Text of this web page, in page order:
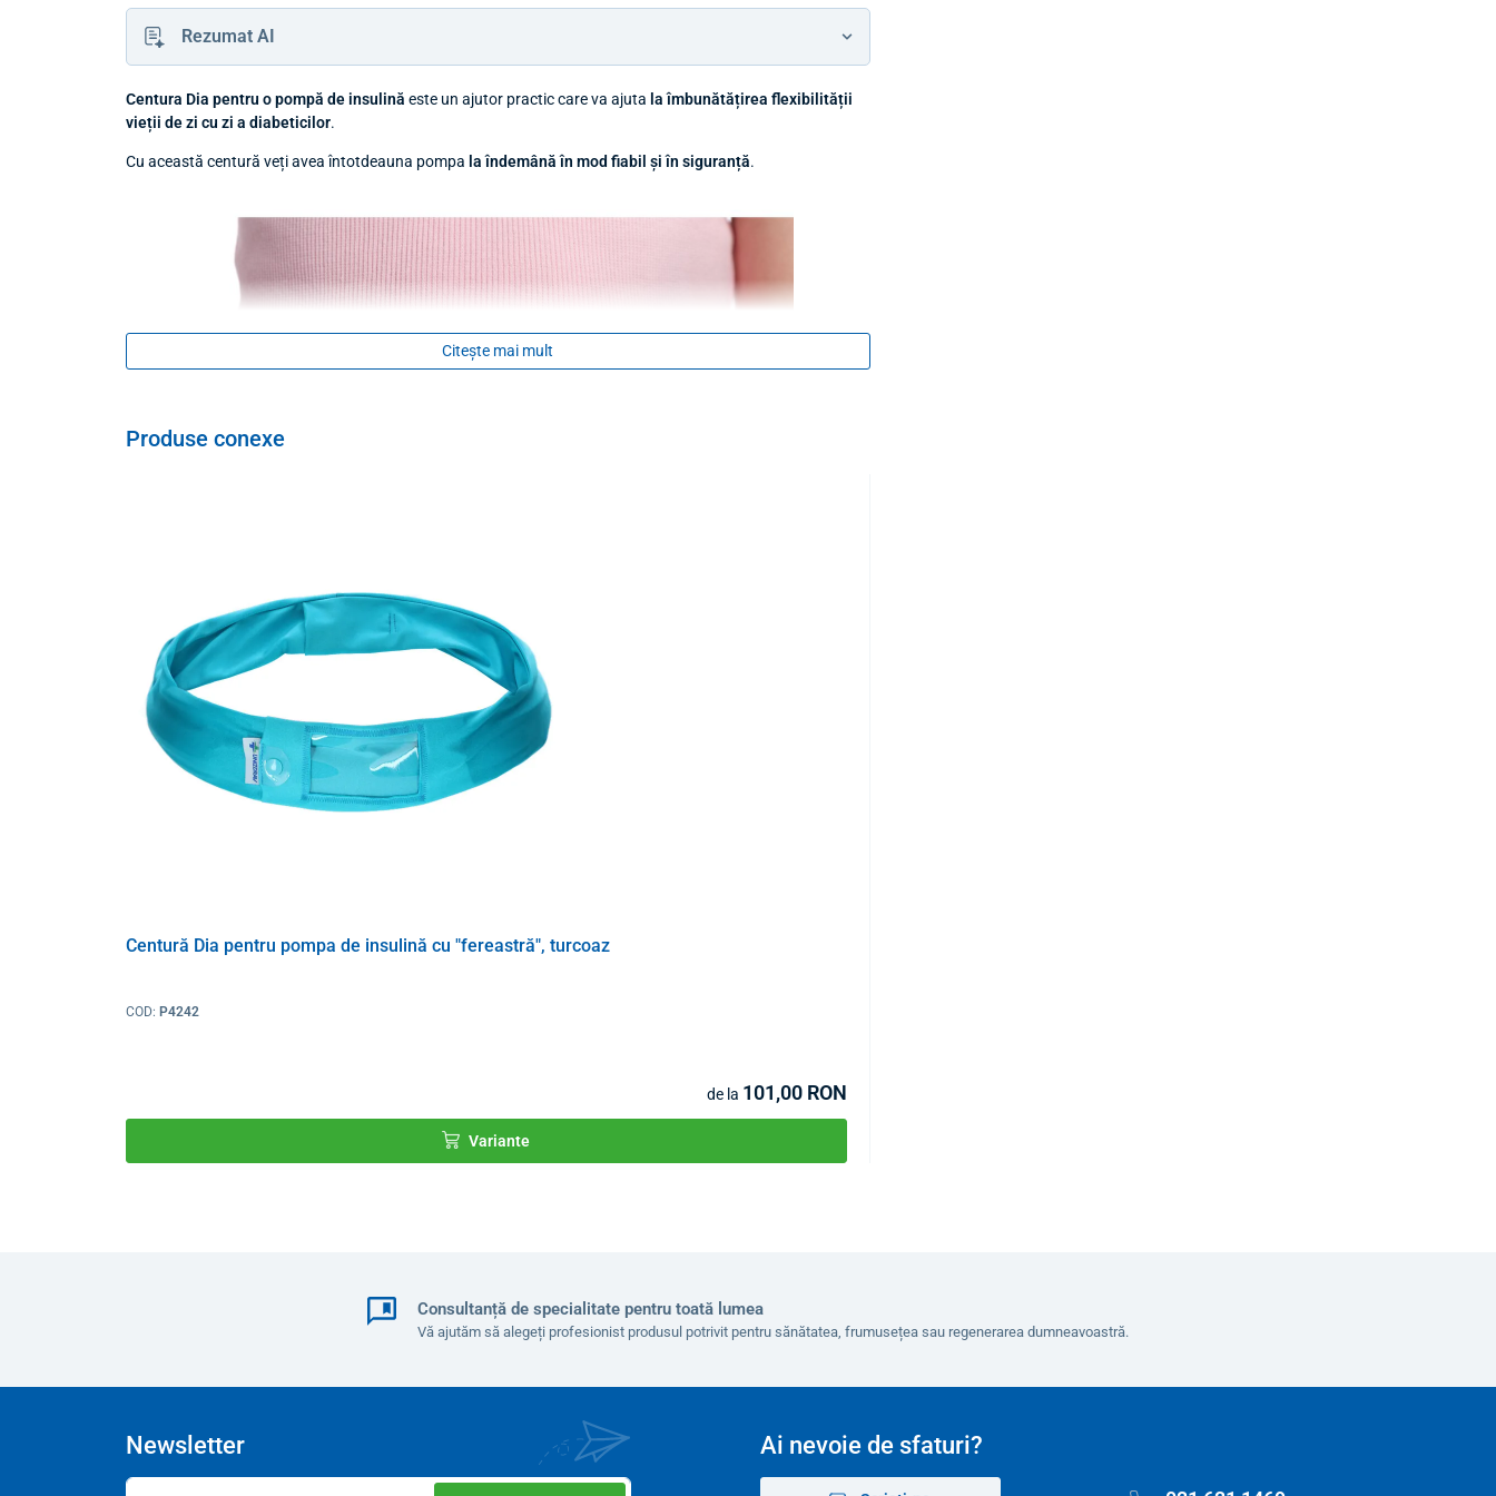
Rezumat AI
Centura Dia pentru o pompă de insulină este un ajutor practic care va ajuta la îmbunătățirea flexibilității
vieții de zi cu zi a diabeticilor.
Cu această centură veți avea întotdeauna pompa la îndemână în mod fiabil și în siguranță.
Husa oferă o purtare confortabilă și în acelaș timp discretă . Sunt disponibile mai multe dimensiuni
pentru copii, cât și pentru adulți, în timp ce datorită benzii elastice ascunse, circumferința poate fi ajustată
exact după cum este necesar.
Centura pentru diabetici esteconfecționată din țesătură durabilă de înaltă calitate
70 % poliester
10 % elastan
Citește mai mult
Produse conexe
Centură Dia pentru pompa de insulină cu "fereastră", turcoaz
COD: P4242
de la 101,00 RON
Variante
Consultanță de specialitate pentru toată lumea
Vă ajutăm să alegeți profesionist produsul potrivit pentru sănătatea, frumusețea sau regenerarea dumneavoastră.
Ai nevoie de sfaturi?
Newsletter